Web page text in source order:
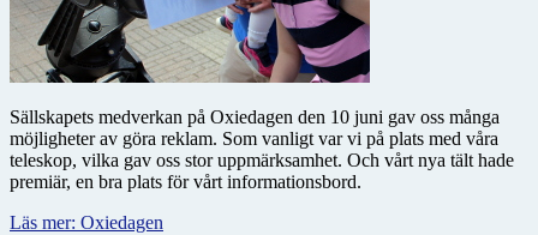
Sällskapets medverkan på Oxiedagen den 10 juni gav oss många
möjligheter av göra reklam. Som vanligt var vi på plats med våra
teleskop, vilka gav oss stor uppmärksamhet. Och vårt nya tält hade
premiär, en bra plats för vårt informationsbord.
Läs mer: Oxiedagen